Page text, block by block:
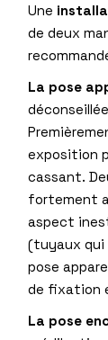
Une
de deux
La pose
exposition
cassant.
fortement
aspect
(tuyaux qui
pose
de fixation
La pose